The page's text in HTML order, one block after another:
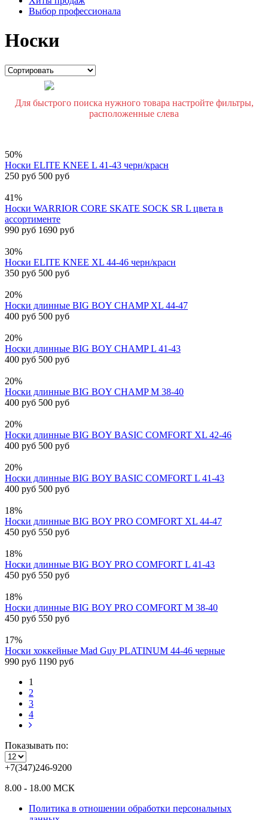
Выбор профессионала
Носки
Для быстрого поиска нужного товара настройте фильтры,
расположенные слева
50%
Носки ELITE KNEE L 41-43 черн/красн
250 руб 500 руб
41%
Носки WARRIOR CORE SKATE SOCK SR L цвета в
ассортименте
990 руб 1690 руб
30%
Носки ELITE KNEE XL 44-46 черн/красн
350 руб 500 руб
20%
Носки длинные BIG BOY CHAMP XL 44-47
400 руб 500 руб
20%
Носки длинные BIG BOY CHAMP L 41-43
400 руб 500 руб
20%
Носки длинные BIG BOY CHAMP M 38-40
400 руб 500 руб
20%
Носки длинные BIG BOY BASIC COMFORT XL 42-46
400 руб 500 руб
20%
Носки длинные BIG BOY BASIC COMFORT L 41-43
400 руб 500 руб
18%
Носки длинные BIG BOY PRO COMFORT XL 44-47
450 руб 550 руб
18%
Носки длинные BIG BOY PRO COMFORT L 41-43
450 руб 550 руб
18%
Носки длинные BIG BOY PRO COMFORT M 38-40
450 руб 550 руб
17%
Носки хоккейные Mad Guy PLATINUM 44-46 черные
990 руб 1190 руб
1
2
3
4
Показывать по:
+7(347)246-9200
8.00 - 18.00 МСК
Политика в отношении обработки персональных